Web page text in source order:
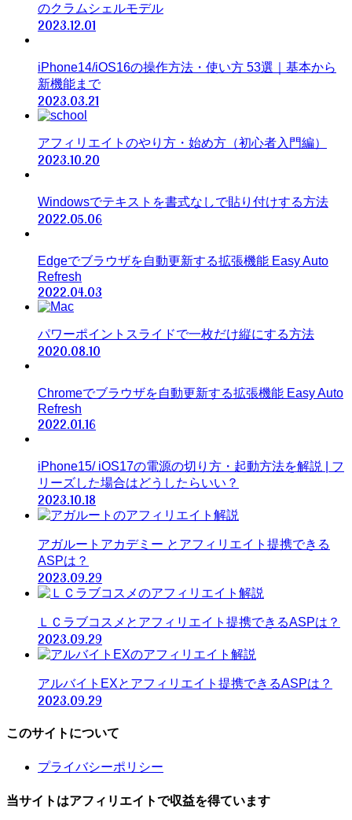
のクラムシェルモデル
2023.12.01
iPhone14/iOS16の操作方法・使い方 53選｜基本から
新機能まで
2023.03.21
アフィリエイトのやり方・始め方（初心者入門編）
2023.10.20
Windowsでテキストを書式なしで貼り付けする方法
2022.05.06
Edgeでブラウザを自動更新する拡張機能 Easy Auto
Refresh
2022.04.03
パワーポイントスライドで一枚だけ縦にする方法
2020.08.10
Chromeでブラウザを自動更新する拡張機能 Easy Auto
Refresh
2022.01.16
iPhone15/ iOS17の電源の切り方・起動方法を解説 | フ
リーズした場合はどうしたらいい？
2023.10.18
アガルートアカデミー とアフィリエイト提携できる
ASPは？
2023.09.29
ＬＣラブコスメとアフィリエイト提携できるASPは？
2023.09.29
アルバイトEXとアフィリエイト提携できるASPは？
2023.09.29
このサイトについて
プライバシーポリシー
当サイトはアフィリエイトで収益を得ています